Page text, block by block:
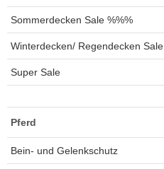
Sommerdecken Sale %%%
Winterdecken/ Regendecken Sale
Super Sale
Pferd
Bein- und Gelenkschutz